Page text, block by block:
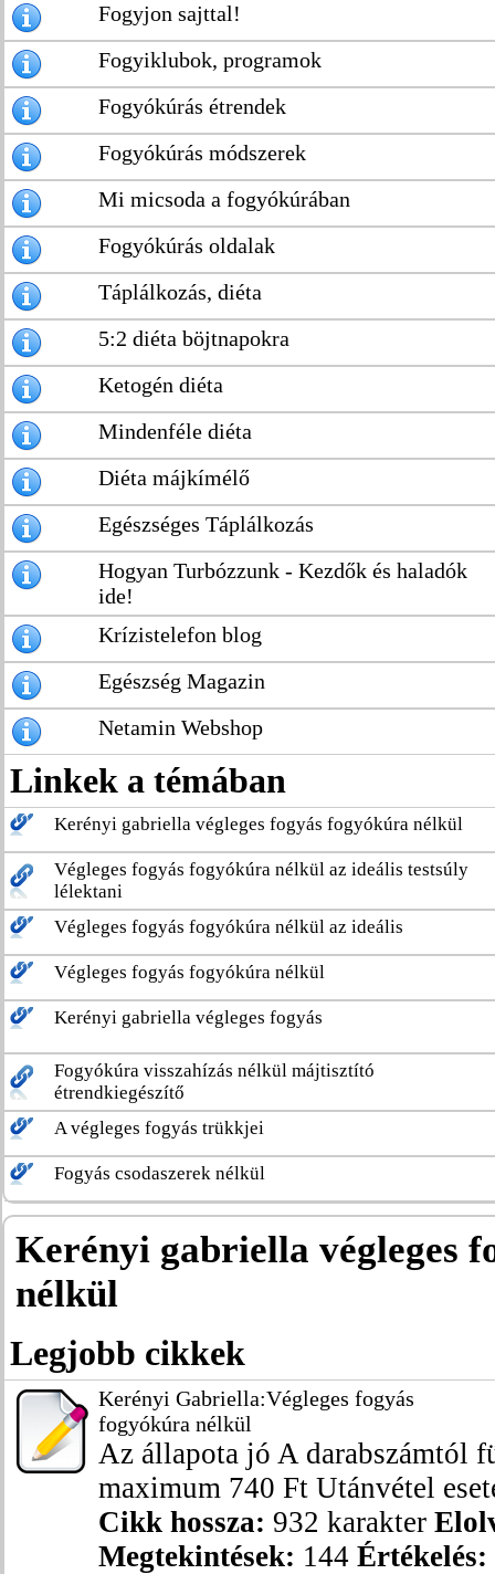
Fogyjon sajttal!
Fogyiklubok, programok
Fogyókúrás étrendek
Fogyókúrás módszerek
Mi micsoda a fogyókúrában
Fogyókúrás oldalak
Táplálkozás, diéta
5:2 diéta böjtnapokra
Ketogén diéta
Mindenféle diéta
Diéta májkímélő
Egészséges Táplálkozás
Hogyan Turbózzunk - Kezdők és haladók
ide!
Krízistelefon blog
Egészség Magazin
Netamin Webshop
Linkek a témában
Kerényi gabriella végleges fogyás fogyókúra nélkül
Végleges fogyás fogyókúra nélkül az ideális testsúly
lélektani
Végleges fogyás fogyókúra nélkül az ideális
Végleges fogyás fogyókúra nélkül
Kerényi gabriella végleges fogyás
Fogyókúra visszahízás nélkül májtisztító
étrendkiegészítő
A végleges fogyás trükkjei
Fogyás csodaszerek nélkül
Kerényi gabriella végleges
nélkül
Legjobb cikkek
Kerényi Gabriella:Végleges fogyás
fogyókúra nélkül
Az állapota jó A darabszámtól
maximum 740 Ft Utánvétel
Cikk hossza: 932 karakter
Megtekintések: 144 Értékelés: